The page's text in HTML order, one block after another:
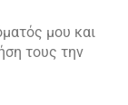
μου και
τους την